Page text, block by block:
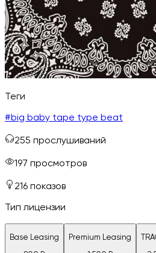
Теги
#big baby tape type beat
255 прослушиваний
197 просмотров
216 показов
Тип лицензии
Base Leasing Premium Leasing